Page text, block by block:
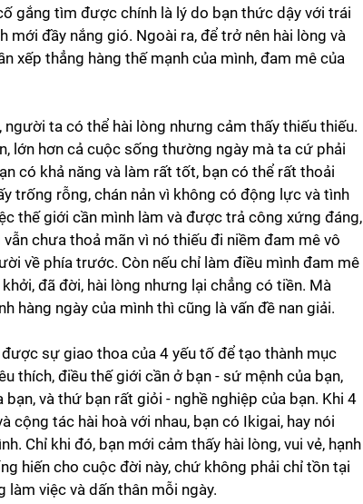
gắng tìm được chính là lý do bạn thức dậy với trái
đầy nắng gió. Ngoài ra, để trở nên hài lòng và
xếp thẳng hàng thế mạnh của mình, đam mê của
ta có thể hài lòng nhưng cảm thấy thiếu thiếu.
lớn hơn cả cuộc sống thường ngày mà ta cứ phải
có khả năng và làm rất tốt, bạn có thể rất thoải
trống rỗng, chán nản vì không có động lực và tình
thế giới cần mình làm và được trả công xứng đáng,
chưa thoả mãn vì nó thiếu đi niềm đam mê vô
về phía trước. Còn nếu chỉ làm điều mình đam mê
đã đời, hài lòng nhưng lại chẳng có tiền. Mà
hàng ngày của mình thì cũng là vấn đề nan giải.
sự giao thoa của 4 yếu tố để tạo thành mục
thích, điều thế giới cần ở bạn - sứ mệnh của bạn,
và thứ bạn rất giỏi - nghề nghiệp của bạn. Khi 4
cộng tác hài hoà với nhau, bạn có Ikigai, hay nói
Chỉ khi đó, bạn mới cảm thấy hài lòng, vui vẻ, hạnh
hiến cho cuộc đời này, chứ không phải chỉ tồn tại
làm việc và dấn thân mỗi ngày.